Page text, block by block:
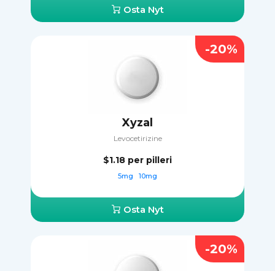
Osta Nyt
Xyzal
Levocetirizine
$1.18 per pilleri
5mg 10mg
Osta Nyt
-20%
-20%